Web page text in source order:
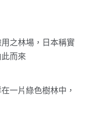
之林場，日本稱實
而來
一片綠色樹林中，